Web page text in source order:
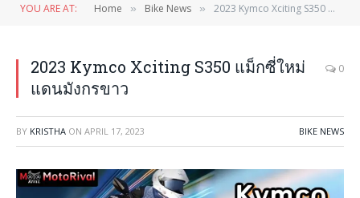
YOU ARE AT: Home » Bike News » 2023 Kymco Xciting S350 แม็กซี่ใหม่แดนมังกรขาว
2023 Kymco Xciting S350 แม็กซี่ใหม่
แดนมังกรขาว
0
BY KRISTHA ON APRIL 17, 2023 BIKE NEWS